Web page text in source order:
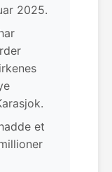
2025.
et